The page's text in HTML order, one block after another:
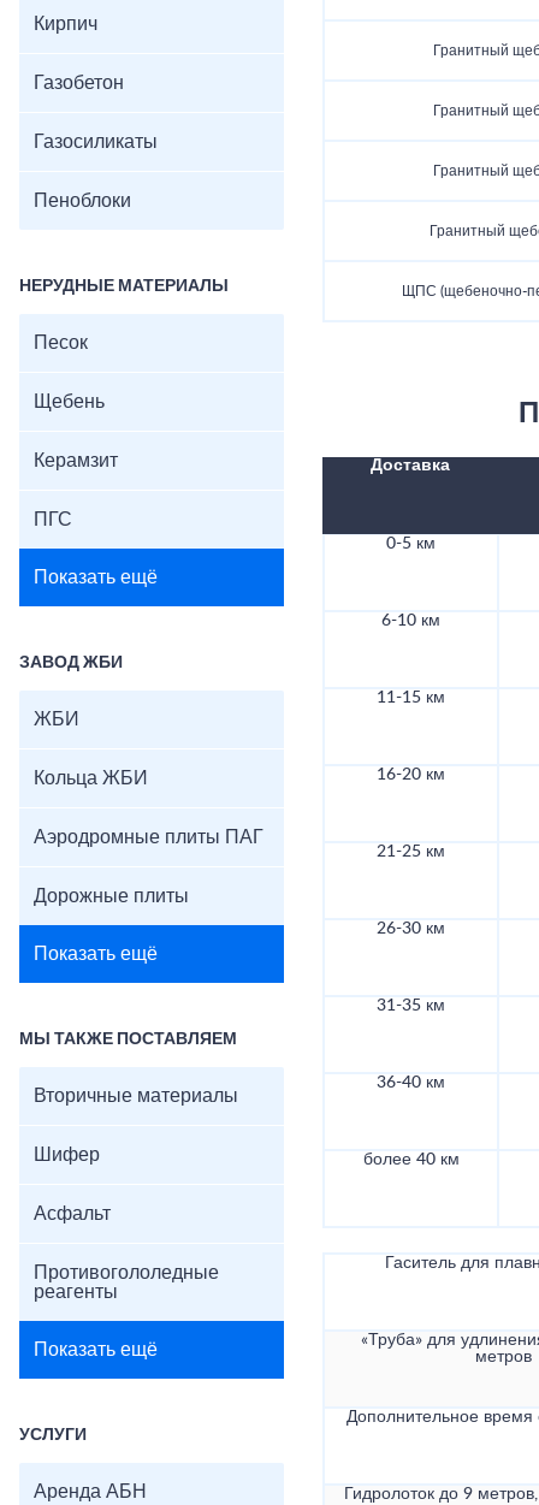
Кирпич
Газобетон
Газосиликаты
Пеноблоки
НЕРУДНЫЕ МАТЕРИАЛЫ
Песок
Щебень
Керамзит
ПГС
Показать ещё
ЗАВОД ЖБИ
ЖБИ
Кольца ЖБИ
Аэродромные плиты ПАГ
Дорожные плиты
Показать ещё
МЫ ТАКЖЕ ПОСТАВЛЯЕМ
Вторичные материалы
Шифер
Асфальт
Противогололедные
реагенты
Показать ещё
УСЛУГИ
Аренда АБН
Гранитный
Гранитный
Гранитный
Гранитный
ЩПС (щебеночно-
Доставка
0-5 км
6-10 км
11-15 км
16-20 км
21-25 км
26-30 км
31-35 км
36-40 км
более 40 км
Гаситель для
«Труба» для
метров
Дополнительное
Гидролоток до 9